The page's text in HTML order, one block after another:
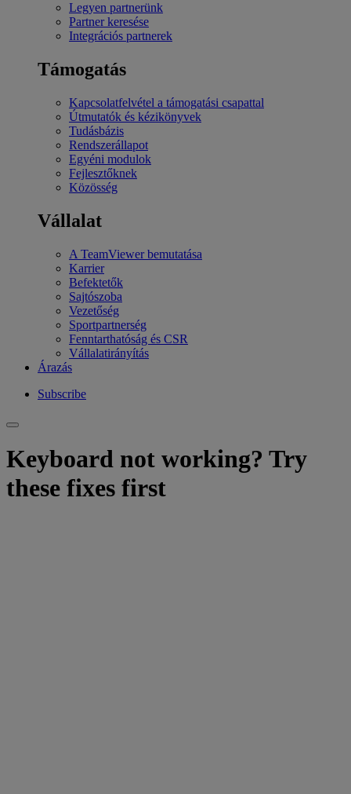
Legyen partnerünk
Partner keresése
Integrációs partnerek
Támogatás
Kapcsolatfelvétel a támogatási csapattal
Útmutatók és kézikönyvek
Tudásbázis
Rendszerállapot
Egyéni modulok
Fejlesztőknek
Közösség
Vállalat
A TeamViewer bemutatása
Karrier
Befektetők
Sajtószoba
Vezetőség
Sportpartnerség
Fenntarthatóság és CSR
Vállalatirányítás
Árazás
Subscribe
Keyboard not working? Try
these fixes first